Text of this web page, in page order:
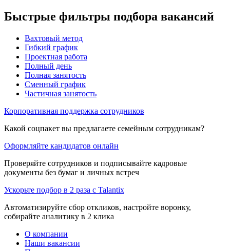
Быстрые фильтры подбора вакансий
Вахтовый метод
Гибкий график
Проектная работа
Полный день
Полная занятость
Сменный график
Частичная занятость
Корпоративная поддержка сотрудников
Какой соцпакет вы предлагаете семейным сотрудникам?
Оформляйте кандидатов онлайн
Проверяйте сотрудников и подписывайте кадровые
документы без бумаг и личных встреч
Ускорьте подбор в 2 раза с Talantix
Автоматизируйте сбор откликов, настройте воронку,
собирайте аналитику в 2 клика
О компании
Наши вакансии